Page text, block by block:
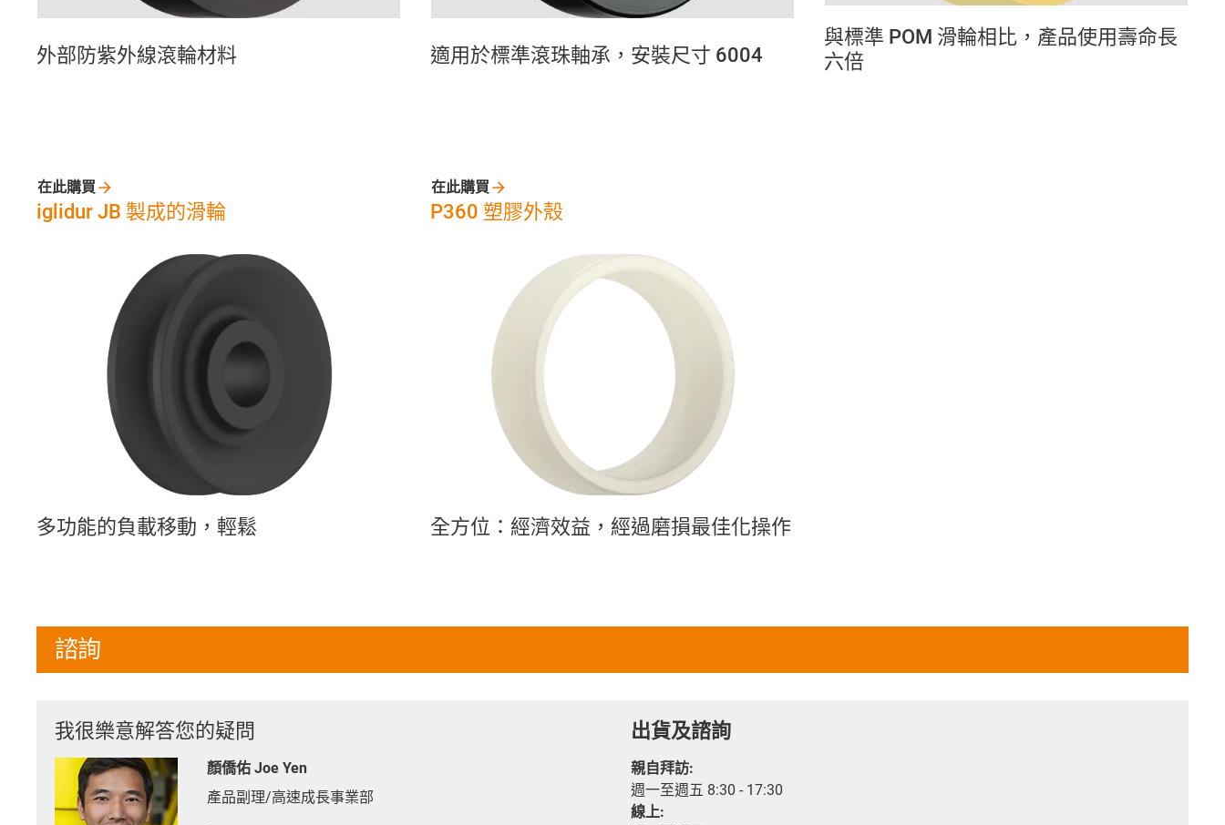
外部防紫外線滾輪材料 適用於標準滾珠軸承，安裝尺寸 6004
與標準 POM 滑輪相比，產品使用壽命長
六倍
iglidur JB 製成的滑輪
多功能的負載移動，輕鬆
在此購買
P360 塑膠外殼
全方位：經濟效益，經過磨損最佳化操作
在此購買
諮詢
我很樂意解答您的疑問
顏僑佑 Joe Yen
產品副理/高速成長事業部
出貨及諮詢
親自拜訪:
週一至週五 8:30 - 17:30
線上: